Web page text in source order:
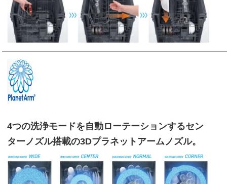
4つの洗浄モードを自動ローテーションするセン
ターノズル搭載の3Dプラネットアームノズル。